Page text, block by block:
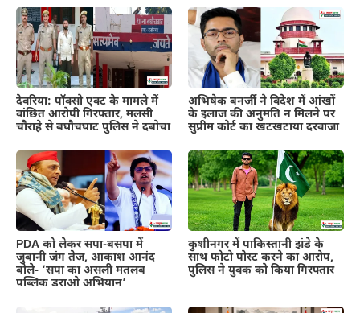
देवरिया: पॉक्सो एक्ट के मामले में
वांछित आरोपी गिरफ्तार, मलसी
चौराहे से बघौचघाट पुलिस ने दबोचा
अभिषेक बनर्जी ने विदेश में आंखों
के इलाज की अनुमति न मिलने पर
सुप्रीम कोर्ट का खटखटाया दरवाजा
PDA को लेकर सपा-बसपा में
जुबानी जंग तेज, आकाश आनंद
बोले- ‘सपा का असली मतलब
पब्लिक डराओ अभियान’
कुशीनगर में पाकिस्तानी झंडे के
साथ फोटो पोस्ट करने का आरोप,
पुलिस ने युवक को किया गिरफ्तार